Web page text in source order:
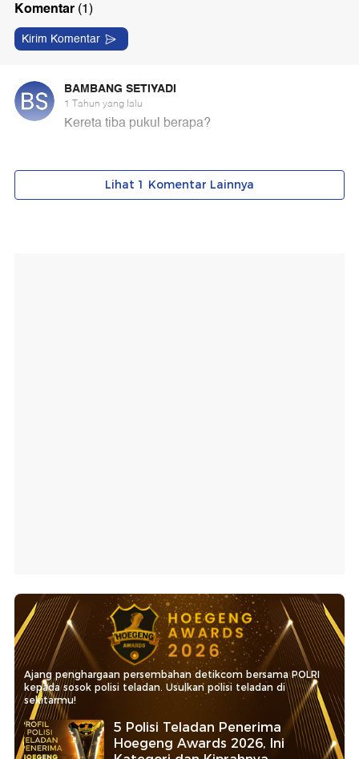
Ajang penghargaan persembahan detikcom bersama POLRI
kepada sosok polisi teladan. Usulkan polisi teladan di
sekitarmu!
5 Polisi Teladan Penerima
Hoegeng Awards 2026, Ini